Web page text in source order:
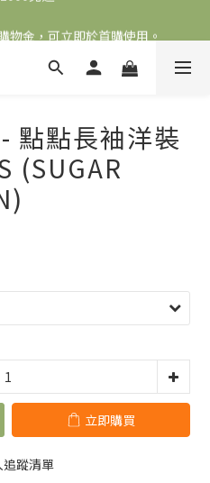
物金，可立即於首購使用。
，滿8000送800購物金
點點長袖洋裝
(SUGAR
立即購買
追蹤清單